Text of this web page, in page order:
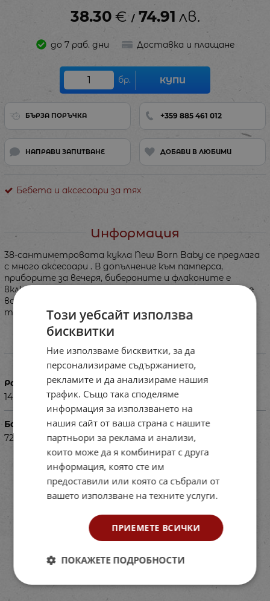
38.30 € / 74.91 лв.
до 7 раб. дни Доставка и плащане
бр. КУПИ
БЪРЗА ПОРЪЧКА +359 885 461 012
НАПРАВИ ЗАПИТВАНЕ ДОБАВИ В ЛЮБИМИ
Бебета и аксесоари за тях
Информация
38-сантиметровата кукла New Born Baby се предлага
с много аксесоари . В допълнение към памперса,
приборите за вечеря, бибероните и флаконите е
включено и гърнето. Новороденото бебе може да пие
вода правилно без батерии и след това да отиде до
тоалетната.
Характеристики
Размери в см
14.5 x 33.5 x 38 см
Баркод (ISBN, UPC, др.)
7216105032533
Този уебсайт използва
бисквитки
Ние използваме бисквитки, за да
персонализираме съдържанието,
рекламите и да анализираме нашия
трафик. Също така споделяме
информация за използването на
нашия сайт от ваша страна с нашите
партньори за реклама и анализи,
които може да я комбинират с друга
информация, която сте им
предоставили или която са събрали от
вашето използване на техните услуги.
ПРИЕМЕТЕ ВСИЧКИ
ПОКАЖЕТЕ ПОДРОБНОСТИ